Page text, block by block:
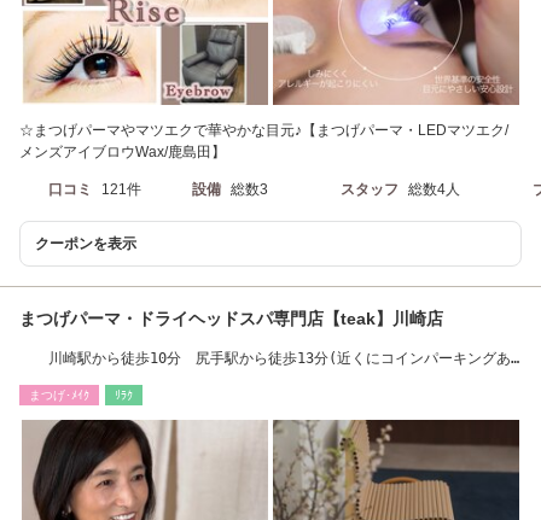
☆まつげパーマやマツエクで華やかな目元♪【まつげパーマ・LEDマツエク/
メンズアイブロウWax/鹿島田】
口コミ 121件 設備 総数3 スタッフ 総数4人
クーポンを表示
まつげパーマ・ドライヘッドスパ専門店【teak】川崎店
川崎駅から徒歩10分 尻手駅から徒歩13分(近くにコインパーキングあ
まつげ･ﾒｲｸ ﾘﾗｸ